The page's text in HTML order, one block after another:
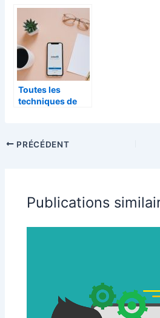
Toutes les
techniques de
PRÉCÉDENT
Publications